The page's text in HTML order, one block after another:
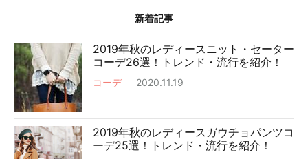
新着記事
2019年秋のレディースニット・セーター
コーデ26選！トレンド・流行を紹介！
コーデ 2020.11.19
2019年秋のレディースガウチョパンツコ
ーデ25選！トレンド・流行を紹介！